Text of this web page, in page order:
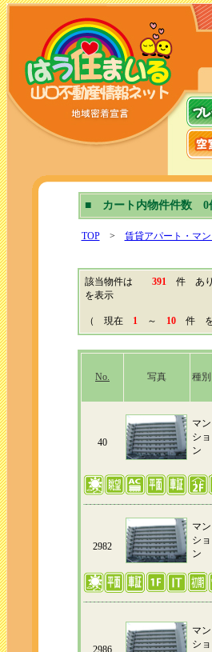
山
■ カート内物件件数 0
TOP> 賃貸アパート・マ
該当物件は 391件 あり
を表示
（ 現在 1～ 10件 を
No. 写真 種別
40
マン
ショ
ン
2982
マン
ショ
ン
2986
マン
ショ